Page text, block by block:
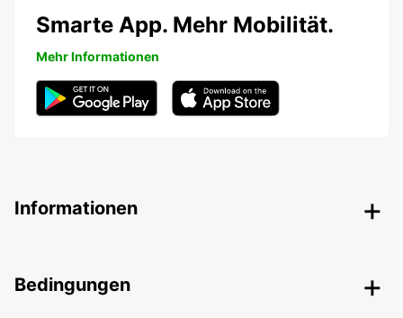
Smarte App. Mehr Mobilität.
Mehr Informationen
Informationen
Bedingungen